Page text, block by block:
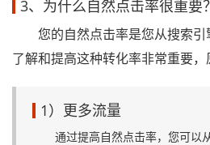
3、为什么自然点击率很重要？
您的自然点击率是您从搜索引
了解和提高这种转化率非常重要，
1）更多流量
通过提高自然点击率，您可以